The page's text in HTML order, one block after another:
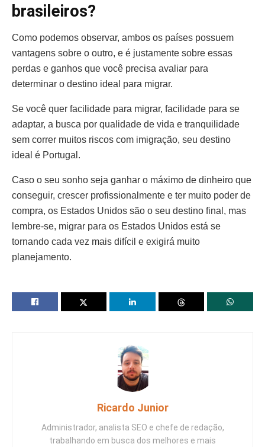
brasileiros?
Como podemos observar, ambos os países possuem
vantagens sobre o outro, e é justamente sobre essas
perdas e ganhos que você precisa avaliar para
determinar o destino ideal para migrar.
Se você quer facilidade para migrar, facilidade para se
adaptar, a busca por qualidade de vida e tranquilidade
sem correr muitos riscos com imigração, seu destino
ideal é Portugal.
Caso o seu sonho seja ganhar o máximo de dinheiro que
conseguir, crescer profissionalmente e ter muito poder de
compra, os Estados Unidos são o seu destino final, mas
lembre-se, migrar para os Estados Unidos está se
tornando cada vez mais difícil e exigirá muito
planejamento.
Ricardo Junior
Administrador, analista SEO e chefe de redação,
trabalhando em busca dos melhores e mais